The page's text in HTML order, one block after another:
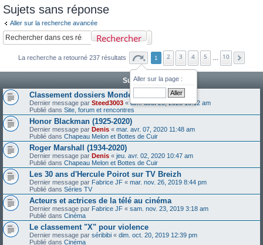
Sujets sans réponse
Aller sur la recherche avancée
Rechercher
La recherche a retourné 237 résultats
Aller sur la page :
1 2 3 4 5 10
Sujets
Classement dossiers Monde des Avengers
Dernier message par Steed3003 «dim. août 20, 2023 10:12 am
Publié dans Site, forum et rencontres
Honor Blackman (1925-2020)
Dernier message par Denis « mar. avr. 07, 2020 11:48 am
Publié dans Chapeau Melon et Bottes de Cuir
Roger Marshall (1934-2020)
Dernier message par Denis « jeu. avr. 02, 2020 10:47 am
Publié dans Chapeau Melon et Bottes de Cuir
Les 30 ans d'Hercule Poirot sur TV Breizh
Dernier message par Fabrice JF « mar. nov. 26, 2019 8:44 pm
Publié dans Séries TV
Acteurs et actrices de la télé au cinéma
Dernier message par Fabrice JF « sam. nov. 23, 2019 3:18 am
Publié dans Cinéma
Le classement "X" pour violence
Dernier message par séribibi « dim. oct. 20, 2019 12:39 pm
Publié dans Cinéma